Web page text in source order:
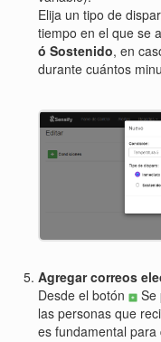
Elija un tipo de
tiempo en el que se
ó Sostenido, en
durante cuántos
Agregar correos
Desde el botón
Se
las personas que
es fundamental